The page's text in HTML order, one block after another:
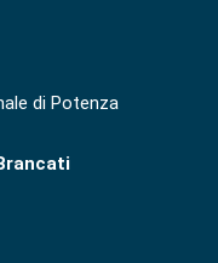
di Potenza